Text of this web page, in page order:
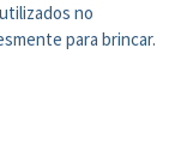
no
para brincar.